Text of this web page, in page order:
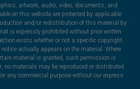
artwork, audio, video, documents, and
on this website are protected by applicable
and/or redistribution of this material by
is expressly prohibited without prior written
exists whether or not a specific copyright
actually appears on the material. Where
material is granted, such permission is
no materials may be reproduced or distributed
any commercial purpose without our express